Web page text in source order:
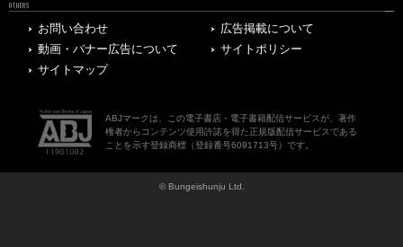
OTHERS
お問い合わせ
広告掲載について
動画・バナー広告について
サイトポリシー
サイトマップ
ABJマークは、この電子書店・電子書籍配信サービスが、著作
権者からコンテンツ使用許諾を得た正規版配信サービスである
ことを示す登録商標（登録番号6091713号）です。
© Bungeishunju Ltd.